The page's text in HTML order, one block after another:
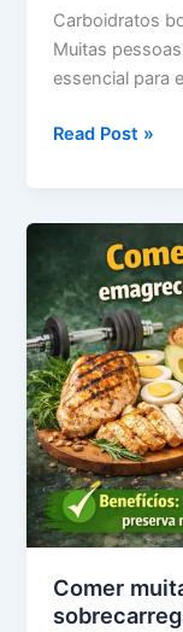
Carboidratos
Muitas
essencial para
Carboidratos
quem
perder
peso:
quais
escolher
Read Post »
Comer